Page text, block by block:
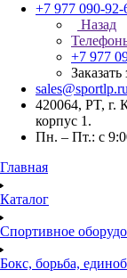
+7 977 090-92-
Назад
+7 977
sales@sportlp.ru
420064, PT, г.
корпус 1.
Пн. – Пт.: с
Главная
Каталог
Спортивное
Бокс, борьба,